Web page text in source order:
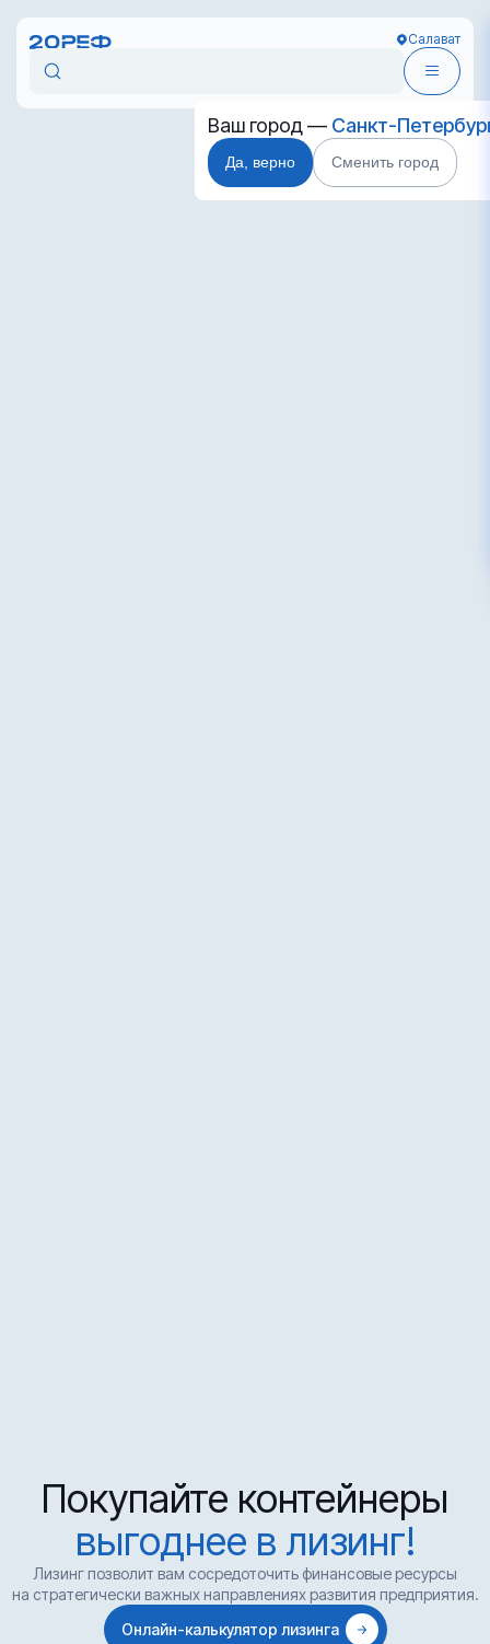
Салават
Ваш город — Санкт-
Да, верно Сменить город
Покупайте контейнеры
выгоднее в лизинг!
Лизинг позволит вам сосредоточить финансовые ресурсы
на стратегически важных направлениях развития предприятия.
Онлайн-калькулятор лизинга